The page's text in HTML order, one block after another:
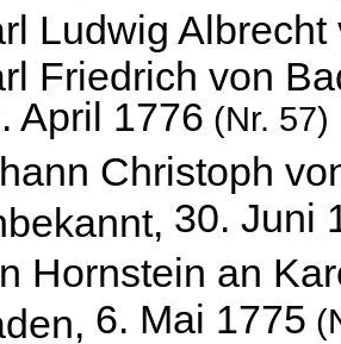
Ludwig
Friedrich von
April 1776 (Nr. 57)
Christoph
30. Juni
Hornstein an
6. Mai 1775